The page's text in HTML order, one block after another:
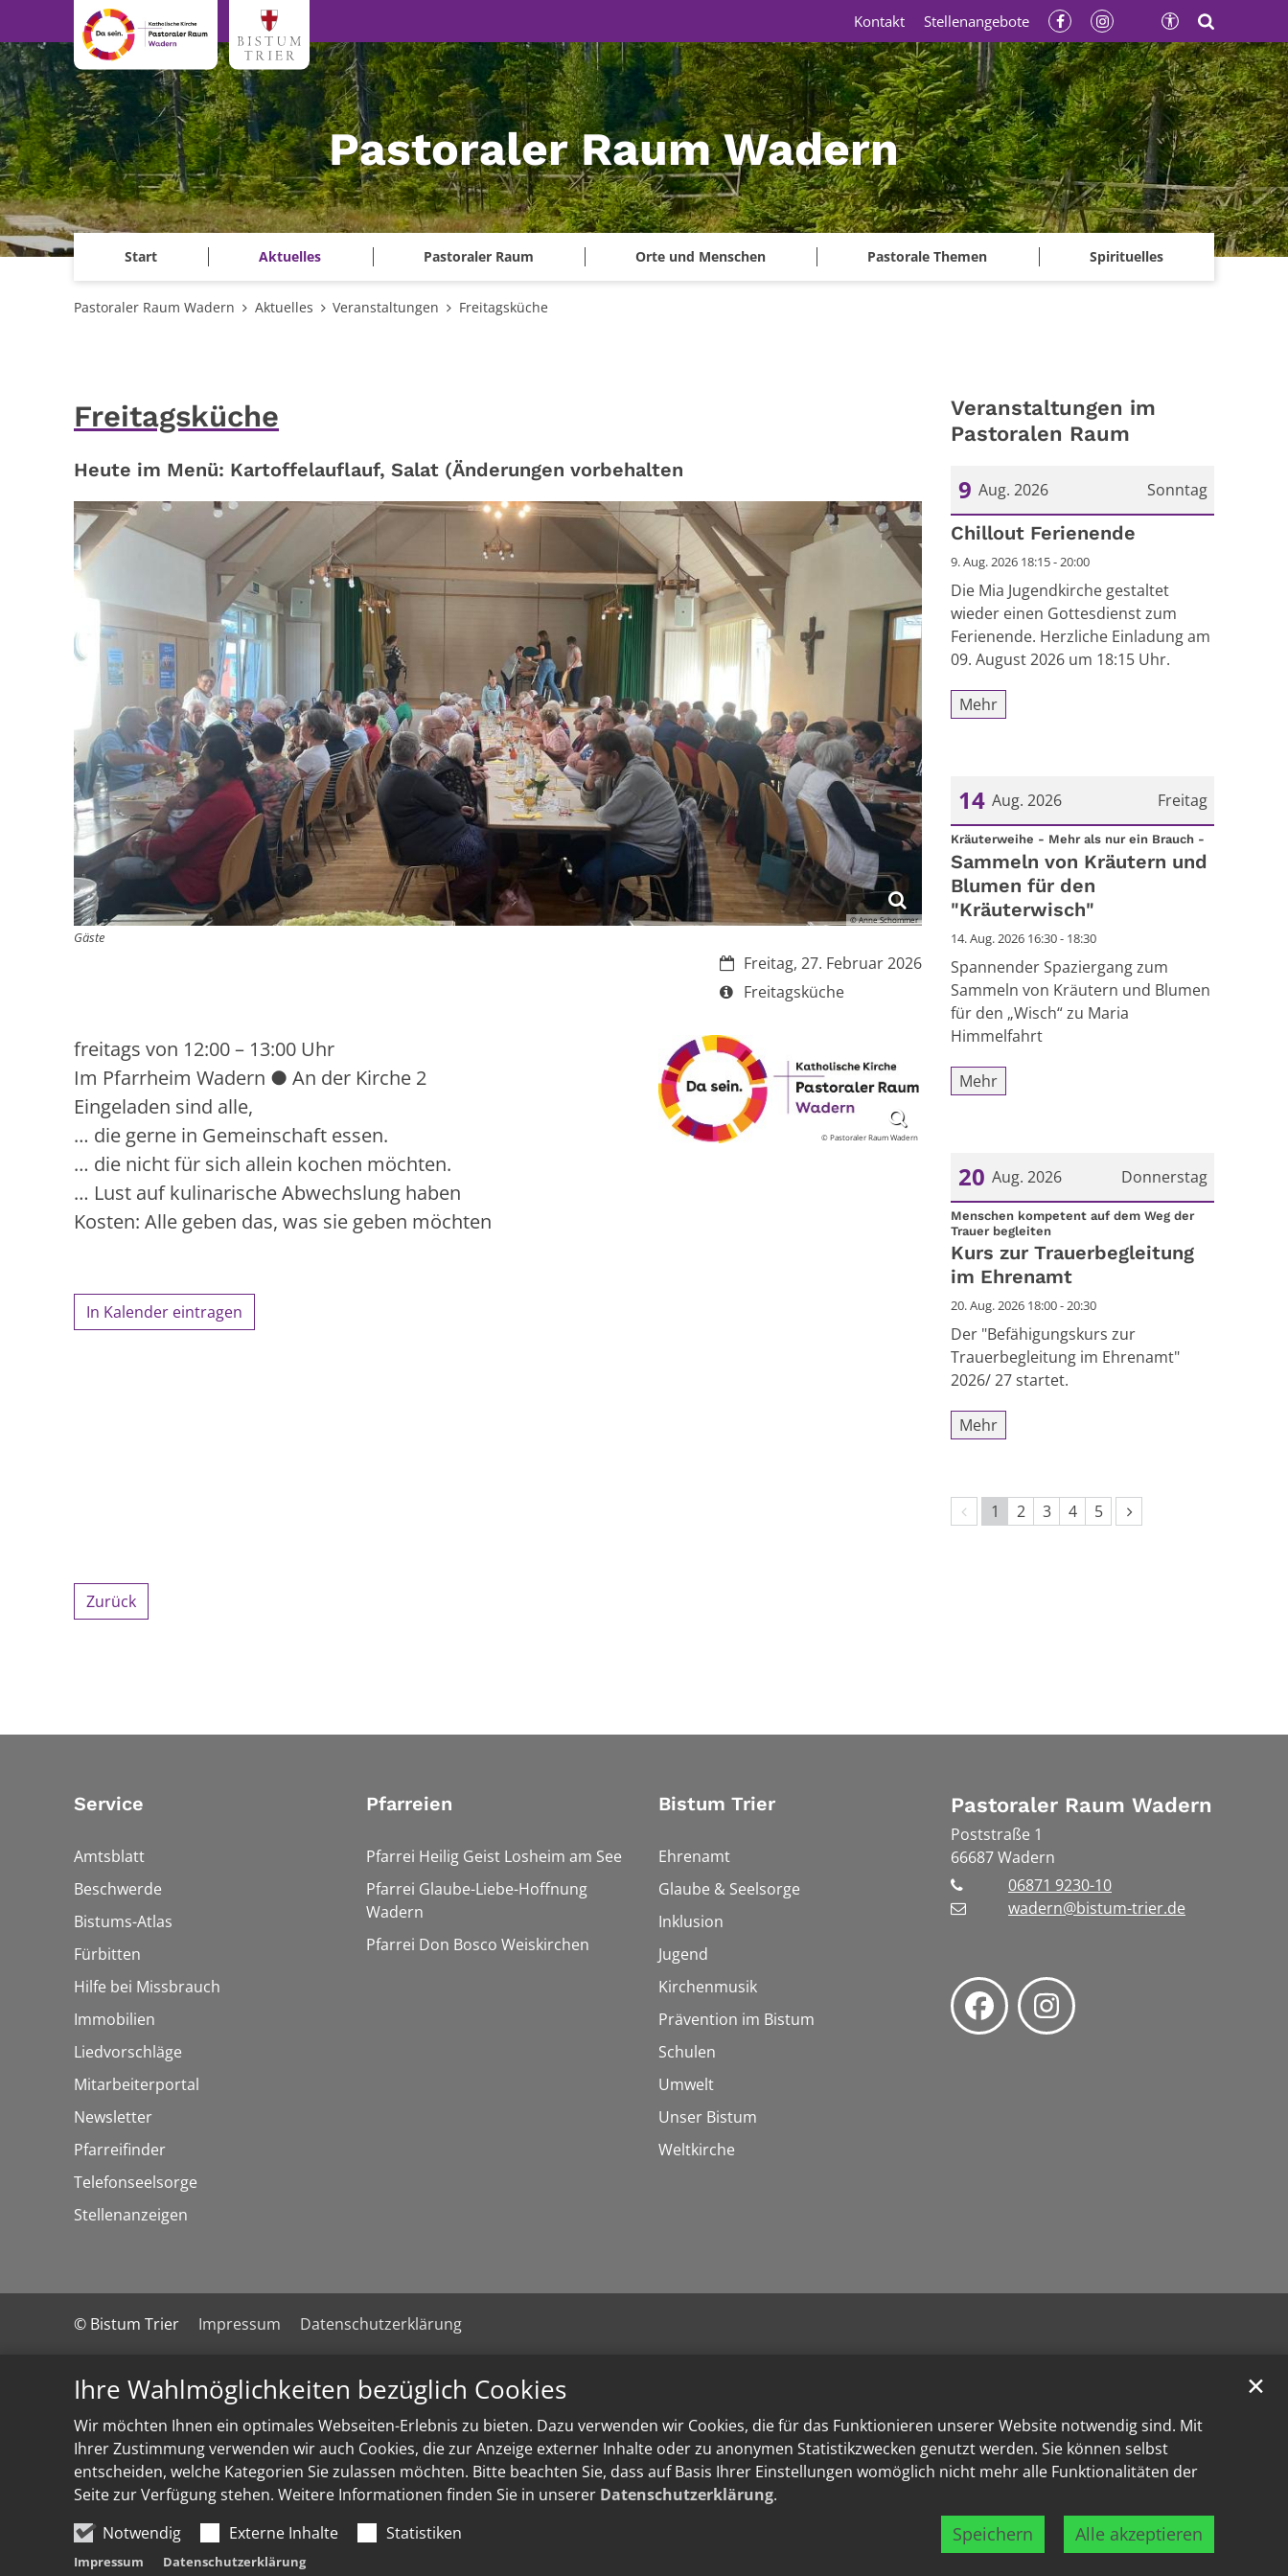
Ihre Wahlmöglichkeiten bezüglich Cookies
Wir möchten Ihnen ein optimales Webseiten-Erlebnis zu bieten. Dazu verwenden wir Cookies, die für das Funktionieren unserer Website notwendig sind. Mit
Ihrer Zustimmung verwenden wir auch Cookies, die zur Anzeige externer Inhalte oder zu anonymen Statistikzwecken genutzt werden. Sie können selbst
entscheiden, welche Kategorien Sie zulassen möchten. Bitte beachten Sie, dass auf Basis Ihrer Einstellungen womöglich nicht mehr alle Funktionalitäten der
Seite zur Verfügung stehen. Weitere Informationen finden Sie in unserer Datenschutzerklärung.
Notwendig
Externe Inhalte Statistiken Speichern Alle akzeptieren
✕
Impressum Datenschutzerklärung
Zum Inhalt springen
Pastoraler Raum Wadern
Start Aktuelles Pastoraler Raum Orte und Menschen Pastorale Themen Spirituelles
Kontakt Stellenangebote
Pastoraler Raum Wadern Aktuelles Veranstaltungen Freitagsküche
Freitagsküche
Heute im Menü: Kartoffelauflauf, Salat (Änderungen vorbehalten
© Anne Schommer
Gäste
Datum:Freitag, 27. Februar 2026
Art bzw. Nummer:
Freitagsküche
© Pastoraler Raum Wadern
freitags von 12:00 – 13:00 Uhr
Im Pfarrheim Wadern ● An der Kirche 2
Eingeladen sind alle,
… die gerne in Gemeinschaft essen.
… die nicht für sich allein kochen möchten.
… Lust auf kulinarische Abwechslung haben
Kosten: Alle geben das, was sie geben möchten
In Kalender eintragen
Veranstaltungen im
Pastoralen Raum
Sonntag
9 Aug. 2026
Datum: 9. August 2026
Chillout Ferienende
9. Aug. 2026 18:15 - 20:00
Die Mia Jugendkirche gestaltet
wieder einen Gottesdienst zum
Ferienende. Herzliche Einladung am
09. August 2026 um 18:15 Uhr.
Mehr
Freitag
14 Aug. 2026
Datum: 14. August 2026
Kräuterweihe - Mehr als nur ein Brauch -
Sammeln von Kräutern und
Blumen für den
"Kräuterwisch"
14. Aug. 2026 16:30 - 18:30
Spannender Spaziergang zum
Sammeln von Kräutern und Blumen
für den „Wisch“ zu Maria
Himmelfahrt
Mehr
Donnerstag
20 Aug. 2026
Datum: 20. August 2026
Menschen kompetent auf dem Weg der
Trauer begleiten:
Kurs zur Trauerbegleitung
im Ehrenamt
20. Aug. 2026 18:00 - 20:30
Der "Befähigungskurs zur
Trauerbegleitung im Ehrenamt"
2026/ 27 startet.
Mehr
Vorherige Seite
1 2 3 4 5 Nächste Seite
Zurück
Service
Amtsblatt
Beschwerde
Bistums-Atlas
Fürbitten
Hilfe bei Missbrauch
Immobilien
Liedvorschläge
Mitarbeiterportal
Newsletter
Pfarreifinder
Telefonseelsorge
Stellenanzeigen
Pfarreien
Pfarrei Heilig Geist Losheim am See
Pfarrei Glaube-Liebe-Hoffnung
Wadern
Pfarrei Don Bosco Weiskirchen
Bistum Trier
Ehrenamt
Glaube & Seelsorge
Inklusion
Jugend
Kirchenmusik
Prävention im Bistum
Schulen
Umwelt
Unser Bistum
Weltkirche
Pastoraler Raum Wadern
Poststraße 1
66687Wadern
06871 9230-10
wadern@bistum-trier.de
© Bistum Trier Impressum Datenschutzerklärung